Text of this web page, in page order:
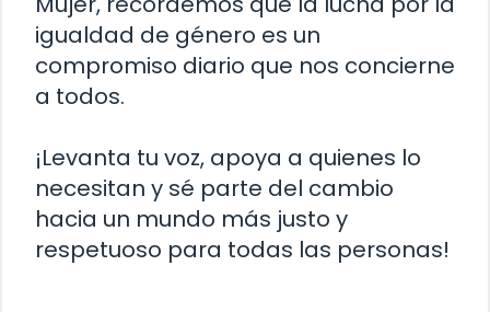
igualdad de género es un
compromiso diario que nos concierne
a todos.
¡Levanta tu voz, apoya a quienes lo
necesitan y sé parte del cambio
hacia un mundo más justo y
respetuoso para todas las personas!